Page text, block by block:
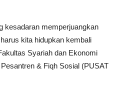
kesadaran memperjuangkan
kita hidupkan kembali
Syariah dan Ekonomi
& Fiqh Sosial (PUSAT